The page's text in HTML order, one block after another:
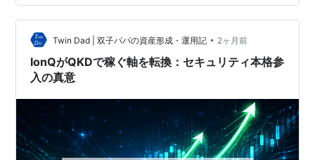
動きを保有投資家として整理します。 トランプ行政令で
「2028年量子デッドライン」始動：IonQとRGTIへの直
撃 6月22日の週、トランプ大統領は量子コンピュータに
関する行政令を2本署名しました。1本目は「2028年…
Twin Dad | 双子パパの資産形成・運用記 • 2ヶ月前
IonQがQKDで稼ぐ軸を転換：セキュリティ本格参
入の真意